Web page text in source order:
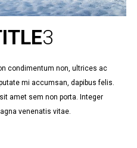
3
condimentum non, ultrices ac
mi accumsan, dapibus felis.
amet sem non porta. Integer
venenatis vitae.